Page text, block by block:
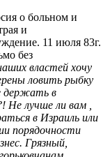
о больном и
и
11 июля 83г.
без
властей хочу
ловить рыбку
держать в
Не лучше ли вам ,
в Израиль или
порядочности
Грязный,